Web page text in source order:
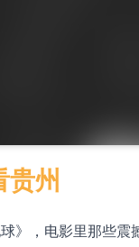
物系统工程股权
板块拉升，欣天科
汽车内饰
智能健康
拓展海外市场
总经理及集团战略
贵州
》，电影里那些震